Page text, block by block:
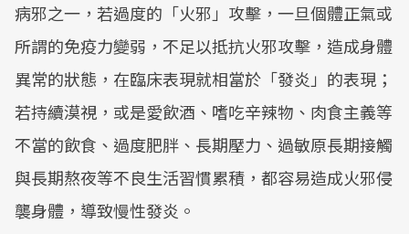
病邪之一，若過度的「火邪」攻擊，一旦個體正氣或
所謂的免疫力變弱，不足以抵抗火邪攻擊，造成身體
異常的狀態，在臨床表現就相當於「發炎」的表現；
若持續漠視，或是愛飲酒、嗜吃辛辣物、肉食主義等
不當的飲食、過度肥胖、長期壓力、過敏原長期接觸
與長期熬夜等不良生活習慣累積，都容易造成火邪侵
襲身體，導致慢性發炎。